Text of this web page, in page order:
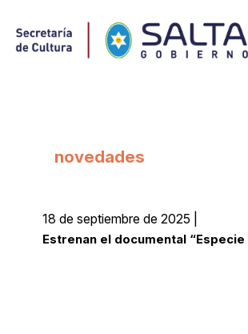
novedades
18 de septiembre de 2025 |
Estrenan el documental